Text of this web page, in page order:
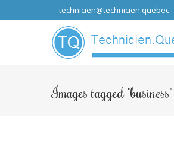
technicien@technicien.quebec
Images tagged "business"